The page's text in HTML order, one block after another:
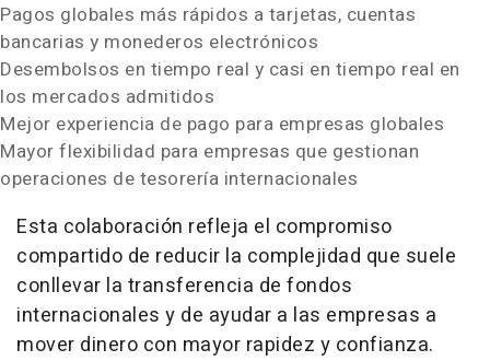
Pagos globales más rápidos a tarjetas, cuentas
bancarias y monederos electrónicos
Desembolsos en tiempo real y casi en tiempo real en
los mercados admitidos
Mejor experiencia de pago para empresas globales
Mayor flexibilidad para empresas que gestionan
operaciones de tesorería internacionales
Esta colaboración refleja el compromiso
compartido de reducir la complejidad que suele
conllevar la transferencia de fondos
internacionales y de ayudar a las empresas a
mover dinero con mayor rapidez y confianza.